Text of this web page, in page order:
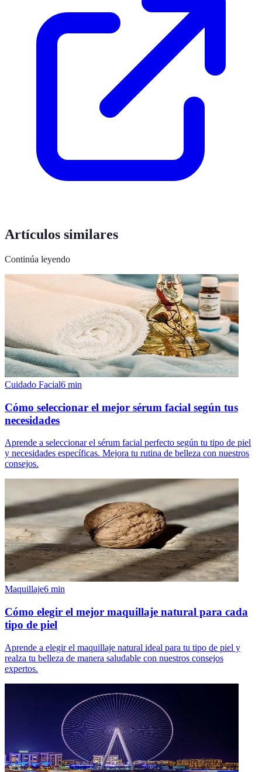
Artículos similares
Continúa leyendo
Cuidado Facial6 min
Cómo seleccionar el mejor sérum facial según tus
necesidades
Aprende a seleccionar el sérum facial perfecto según tu tipo de piel
y necesidades específicas. Mejora tu rutina de belleza con nuestros
consejos.
Maquillaje6 min
Cómo elegir el mejor maquillaje natural para cada
tipo de piel
Aprende a elegir el maquillaje natural ideal para tu tipo de piel y
realza tu belleza de manera saludable con nuestros consejos
expertos.